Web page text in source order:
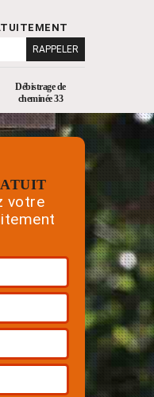
Débistrage de
cheminée 33
votre